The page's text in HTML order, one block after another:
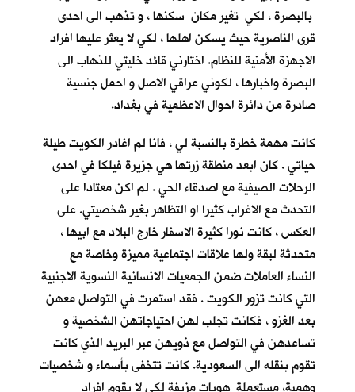
بالبصرة ، لكي تغير مكان سكنها ، و تذهب الى احدى
قرى الناصرية حيث يسكن اهلها ، لكي لا يعثر عليها افراد
الاجهزة الأمنية للنظام. اختارني قائد خليتي للذهاب الى
البصرة واخبارها ، لكوني عراقي الاصل و احمل جنسية
صادرة من دائرة احوال الاعظمية في بغداد.
كانت مهمة خطرة بالنسبة لي ، فانا لم اغادر الكويت طيلة
حياتي . كان ابعد منطقة زرتها هي جزيرة فيلكا في احدى
الرحلات الصيفية مع اصدقاء الحي . لم اكن معتادا على
التحدث مع الاغراب كثيرا او التظاهر بغير شخصيتي. على
العكس ، كانت نورا كثيرة الاسفار خارج البلاد مع ابيها ،
متحدثة لبقة ولها علاقات اجتماعية مميزة وخاصة مع
النساء العاملات ضمن الجمعيات الانسانية النسوية الاجنبية
التي كانت تزور الكويت . فقد استمرت في التواصل معهن
بعد الغزو ، فكانت تجلب لهن احتياجاتهن الشخصية و
تساعدهن في التواصل مع ذويهن عبر البريد الذي كانت
تقوم بنقله الى السعودية. كانت تتخفى بأسماء و شخصيات